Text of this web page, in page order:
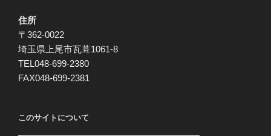
住所
〒362-0022
埼玉県上尾市瓦葺1061-8
TEL048-699-2380
FAX048-699-2381
このサイトについて